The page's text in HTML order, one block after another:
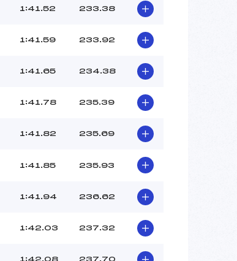
1:41.52 233.38
1:41.59 233.92
1:41.65 234.38
1:41.78 235.39
1:41.82 235.69
1:41.85 235.93
1:41.94 236.62
1:42.03 237.32
1:42.08 237.70